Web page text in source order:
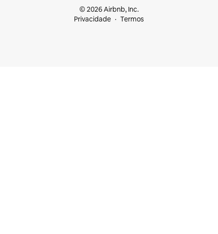
© 2026 Airbnb, Inc.
Privacidade
Termos